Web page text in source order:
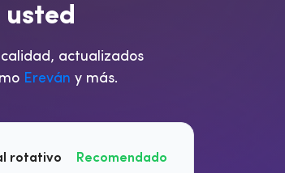
usted
actualizados
Ereván y más.
rotativo Recomendado